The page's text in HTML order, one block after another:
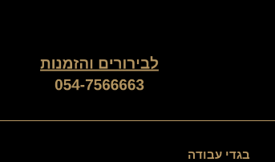
בגדי עבודה
לפי
פופולריות